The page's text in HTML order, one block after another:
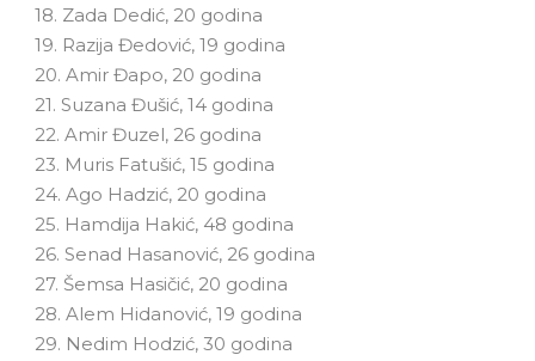
18. Zada Dedić, 20 godina
19. Razija Đedović, 19 godina
20. Amir Đapo, 20 godina
21. Suzana Đušić, 14 godina
22. Amir Đuzel, 26 godina
23. Muris Fatušić, 15 godina
24. Ago Hadzić, 20 godina
25. Hamdija Hakić, 48 godina
26. Senad Hasanović, 26 godina
27. Šemsa Hasičić, 20 godina
28. Alem Hidanović, 19 godina
29. Nedim Hodzić, 30 godina